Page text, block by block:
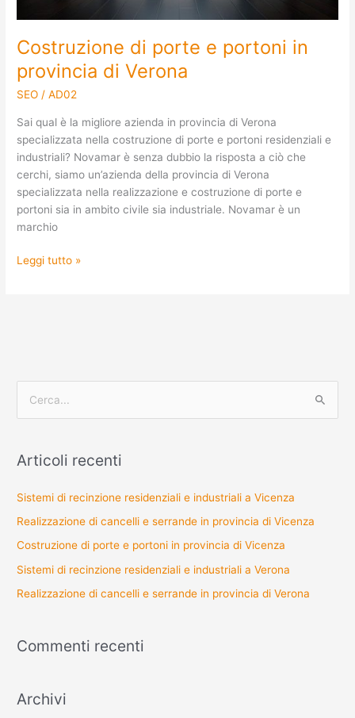
Costruzione di porte e portoni in
provincia di Verona
SEO /AD02
Sai qual è la migliore azienda in provincia di Verona
specializzata nella costruzione di porte e portoni residenziali e
industriali? Novamar è senza dubbio la risposta a ciò che
cerchi, siamo un’azienda della provincia di Verona
specializzata nella realizzazione e costruzione di porte e
portoni sia in ambito civile sia industriale. Novamar è un
marchio
Leggi tutto »
cArticoli recenti
Sistemi di recinzione residenziali e industriali a Vicenza
Realizzazione di cancelli e serrande in provincia di Vicenza
Costruzione di porte e portoni in provincia di Vicenza
Sistemi di recinzione residenziali e industriali a Verona
Realizzazione di cancelli e serrande in provincia di Verona
Commenti recenti
Archivi